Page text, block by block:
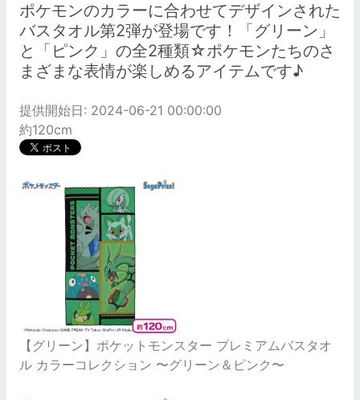
ポケモンのカラーに合わせてデザインされた
バスタオル第2弾が登場です！「グリーン」
と「ピンク」の全2種類☆ポケモンたちのさ
まざまな表情が楽しめるアイテムです♪
提供開始日: 2024-06-21 00:00:00
約120cm
【グリーン】ポケットモンスター プレミアムバスタオ
ル カラーコレクション 〜グリーン＆ピンク〜